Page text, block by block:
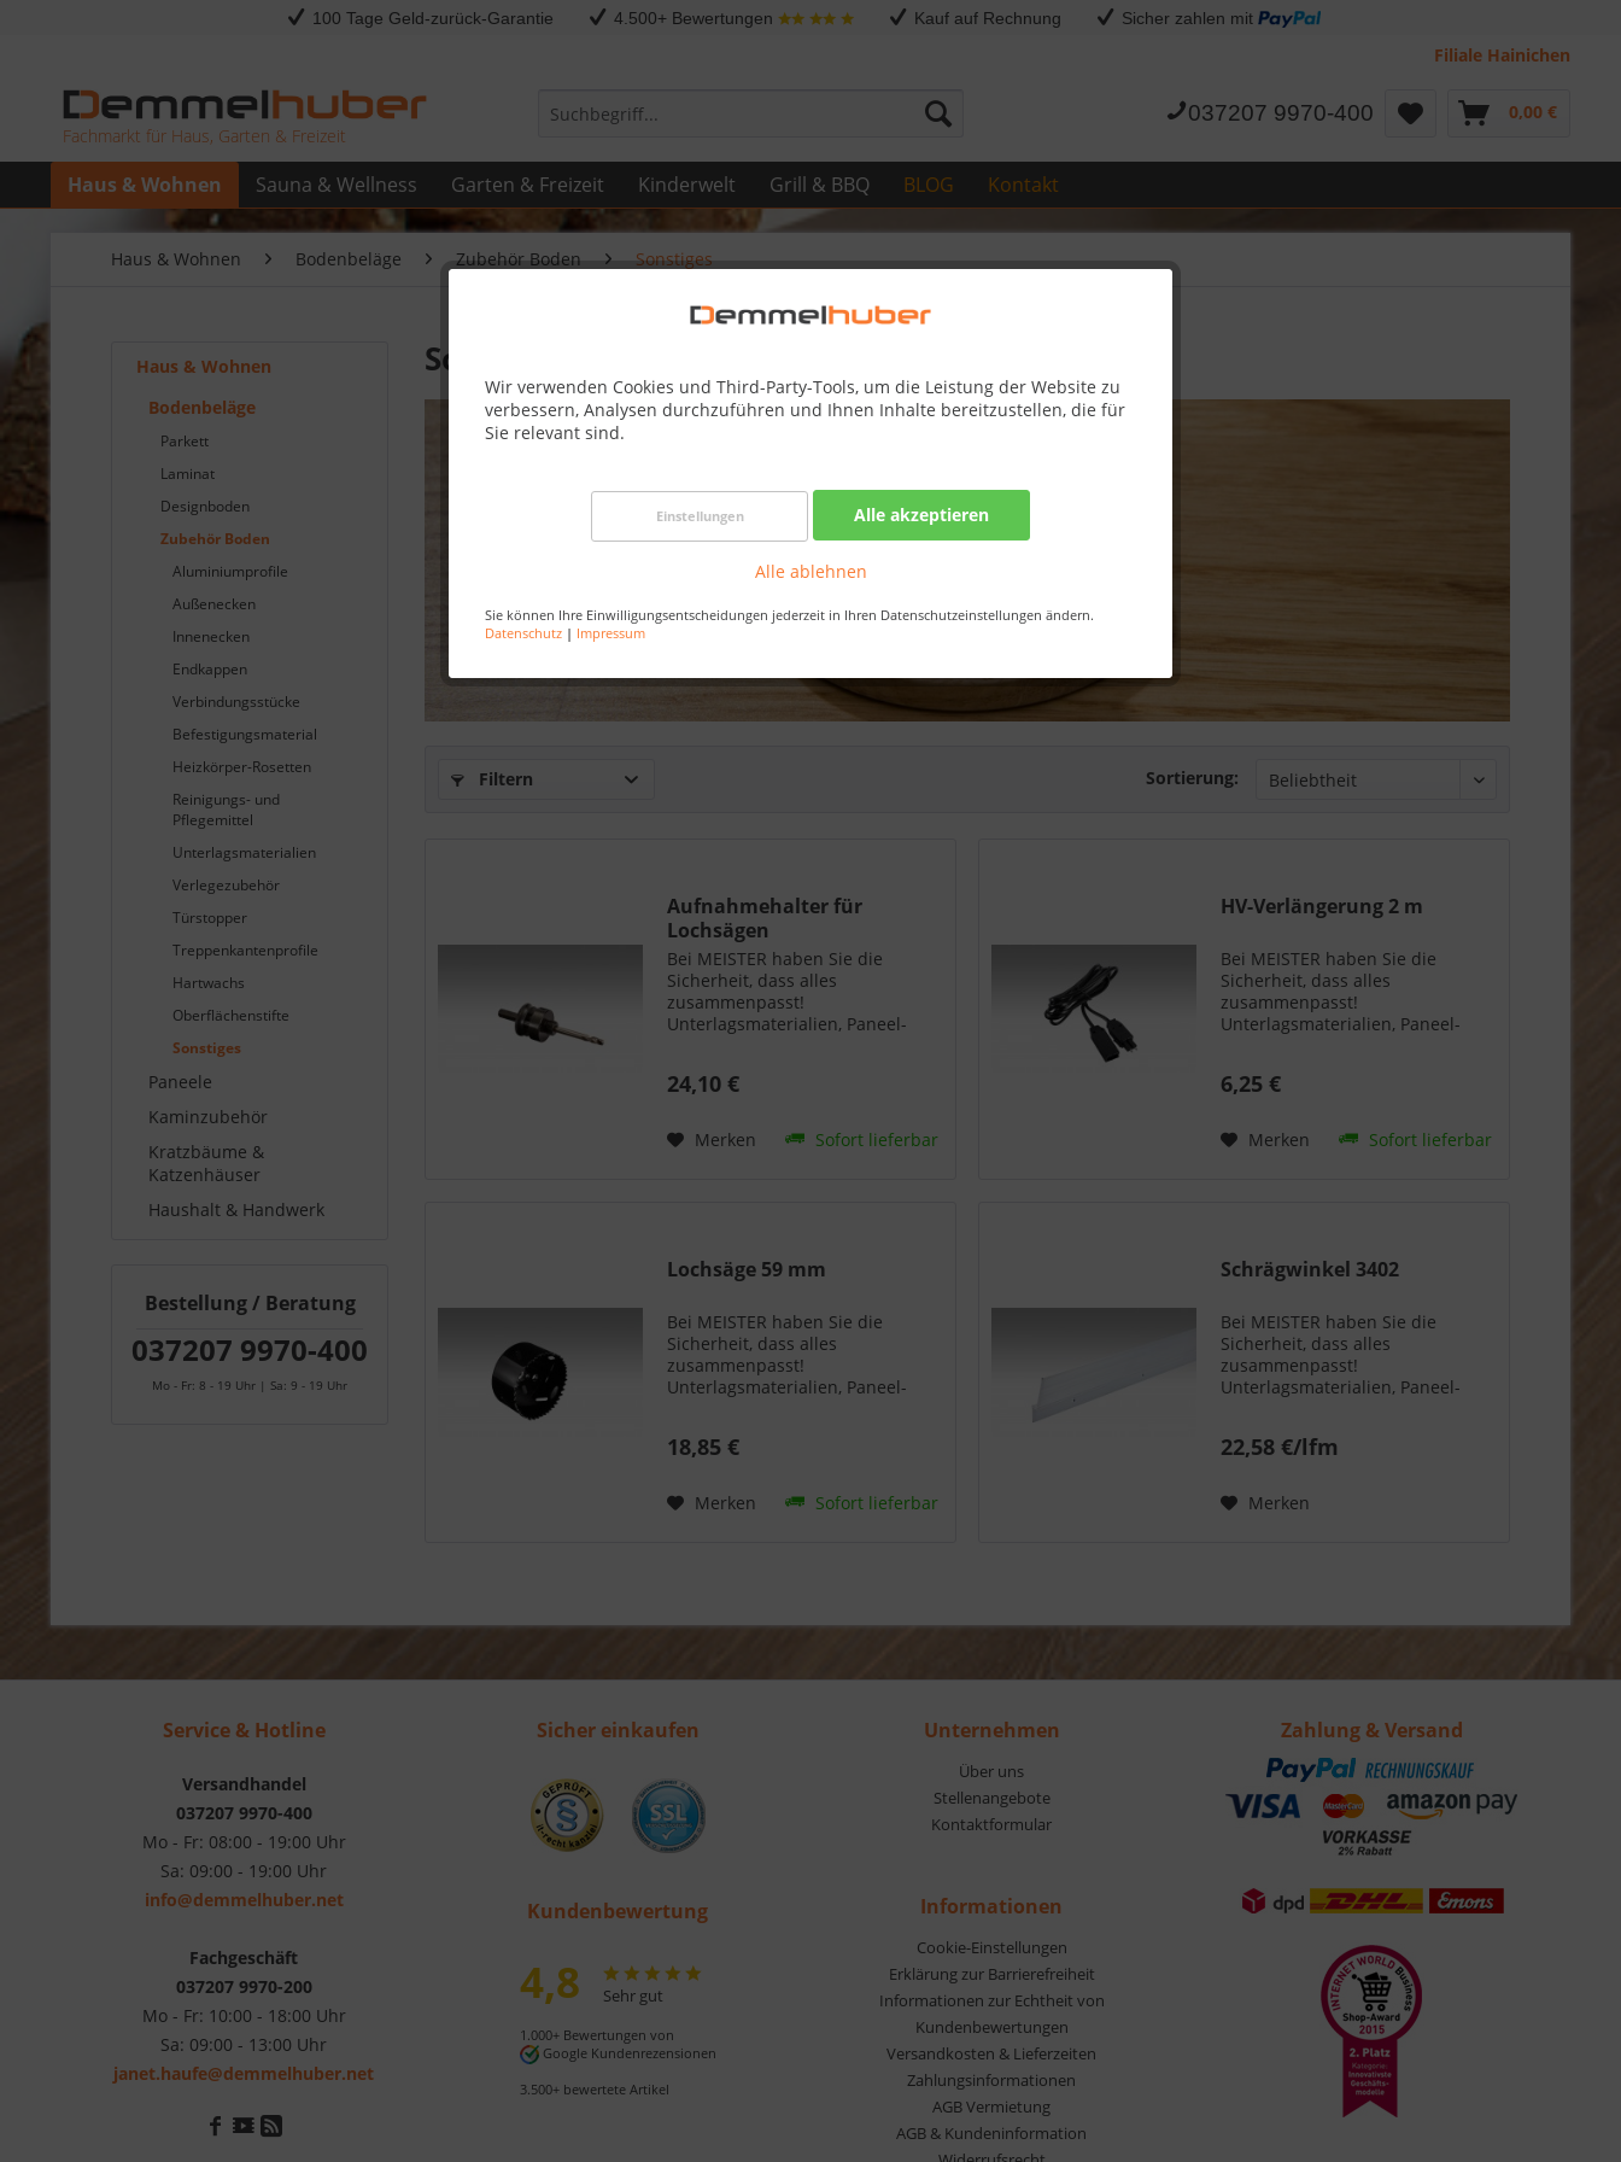
100 Tage Geld-zurück-Garantie 4.500+ Bewertungen Kauf auf Rechnung Sicher zahlen mit
Filiale Hainichen
Fachmarkt für Haus, Garten & Freizeit
037207 9970-400 0,00 €
Haus & Wohnen Sauna & Wellness Garten & Freizeit Kinderwelt Grill & BBQ BLOG Kontakt
Wir verwenden Cookies und Third-Party-Tools, um die Leistung der Website zu
verbessern, Analysen durchzuführen und Ihnen Inhalte bereitzustellen, die für
Sie relevant sind.
Einstellungen Alle akzeptieren
Alle ablehnen
Sie können Ihre Einwilligungsentscheidungen jederzeit in Ihren Datenschutzeinstellungen ändern.
Datenschutz | Impressum
Haus & Wohnen Bodenbeläge Zubehör Boden Sonstiges
Haus & Wohnen
Bodenbeläge
Parkett
Laminat
Designboden
Zubehör Boden
Aluminiumprofile
Außenecken
Innenecken
Endkappen
Verbindungsstücke
Befestigungsmaterial
Heizkörper-Rosetten
Reinigungs- und
Pflegemittel
Unterlagsmaterialien
Verlegezubehör
Türstopper
Treppenkantenprofile
Hartwachs
Oberflächenstifte
Sonstiges
Paneele
Kaminzubehör
Kratzbäume &
Katzenhäuser
Haushalt & Handwerk
Bestellung / Beratung
037207 9970-400
Mo - Fr: 8 - 19 Uhr | Sa: 9 - 19 Uhr
Sonstiges
Filtern Sortierung:
Aufnahmehalter für
Lochsägen
Bei MEISTER haben Sie die
Sicherheit, dass alles
zusammenpasst!
Unterlagsmaterialien, Paneel-
aus einer Hand. So wird aus
Wand- bzw. Deckenpaneele...
24,10 €
Merken Sofort lieferbar
HV-Verlängerung 2 m
Bei MEISTER haben Sie die
Sicherheit, dass alles
zusammenpasst!
Unterlagsmaterialien, Paneel-
aus einer Hand. So wird aus
Wand- bzw. Deckenpaneele...
6,25 €
Merken Sofort lieferbar
Lochsäge 59 mm
Bei MEISTER haben Sie die
Sicherheit, dass alles
zusammenpasst!
Unterlagsmaterialien, Paneel-
aus einer Hand. So wird aus
Wand- bzw. Deckenpaneele...
18,85 €
Merken Sofort lieferbar
Schrägwinkel 3402
Bei MEISTER haben Sie die
Sicherheit, dass alles
zusammenpasst!
Unterlagsmaterialien, Paneel-
aus einer Hand. So wird aus
Wand- bzw. Deckenpaneele...
22,58 €/lfm
Merken
Service & Hotline
Versandhandel
037207 9970-400
Mo - Fr: 08:00 - 19:00 Uhr
Sa: 09:00 - 19:00 Uhr
info@demmelhuber.net
Fachgeschäft
037207 9970-200
Mo - Fr: 10:00 - 18:00 Uhr
Sa: 09:00 - 13:00 Uhr
janet.haufe@demmelhuber.net
Sicher einkaufen
Kundenbewertung
4,8 Sehr gut
1.000+ Bewertungen von
Google Kundenrezensionen
3.500+ bewertete Artikel
Unternehmen
Über uns
Stellenangebote
Kontaktformular
Informationen
Cookie-Einstellungen
Erklärung zur Barrierefreiheit
Informationen zur Echtheit von
Kundenbewertungen
Versandkosten & Lieferzeiten
Zahlungsinformationen
AGB Vermietung
AGB & Kundeninformation
Zahlung & Versand